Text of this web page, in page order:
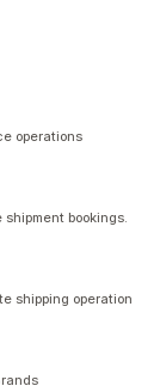
operations
bookings.
shipping operation